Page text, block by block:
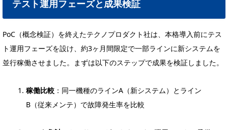
テスト運用フェーズと成果検証
PoC（概念検証）を終えたテクノプロダクト社は、本格導入前にテス
ト運用フェーズを設け、約3ヶ月間限定で一部ラインに新システムを
並行稼働させました。まずは以下のステップで成果を検証しました。
稼働比較 ：同一機種のラインA（新システム）とライン
B（従来メンテ）で故障発生率を比較